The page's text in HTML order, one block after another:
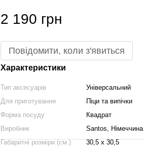
2 190 грн
Повідомити, коли з'явиться
Характеристики
Тип аксесуарів
Універсальний
Для приготування
Піци та випічки
Форма посуду
Квадрат
Виробник
Santos, Німеччина
Габаритні розміри (см.)
30,5 х 30,5